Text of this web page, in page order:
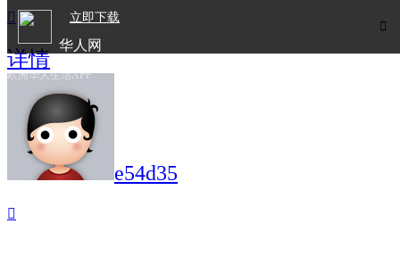

立即下载
华人网
欧洲华人生活APP

详情
e54d35
